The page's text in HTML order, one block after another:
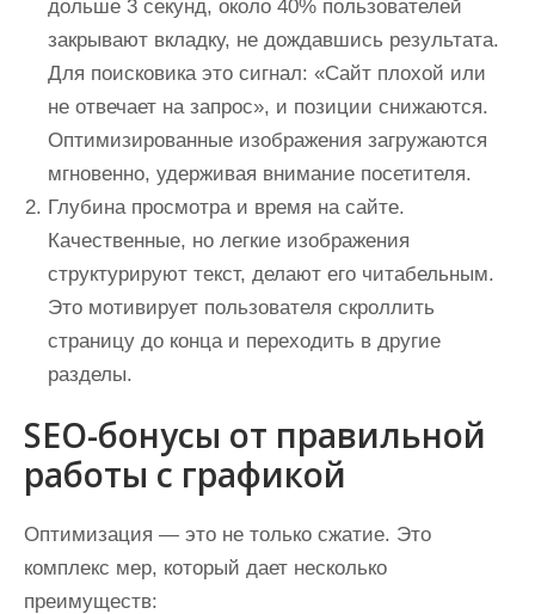
дольше 3 секунд, около 40% пользователей
закрывают вкладку, не дождавшись результата.
Для поисковика это сигнал: «Сайт плохой или
не отвечает на запрос», и позиции снижаются.
Оптимизированные изображения загружаются
мгновенно, удерживая внимание посетителя.
Глубина просмотра и время на сайте.
Качественные, но легкие изображения
структурируют текст, делают его читабельным.
Это мотивирует пользователя скроллить
страницу до конца и переходить в другие
разделы.
SEO-бонусы от правильной
работы с графикой
Оптимизация — это не только сжатие. Это
комплекс мер, который дает несколько
преимуществ: